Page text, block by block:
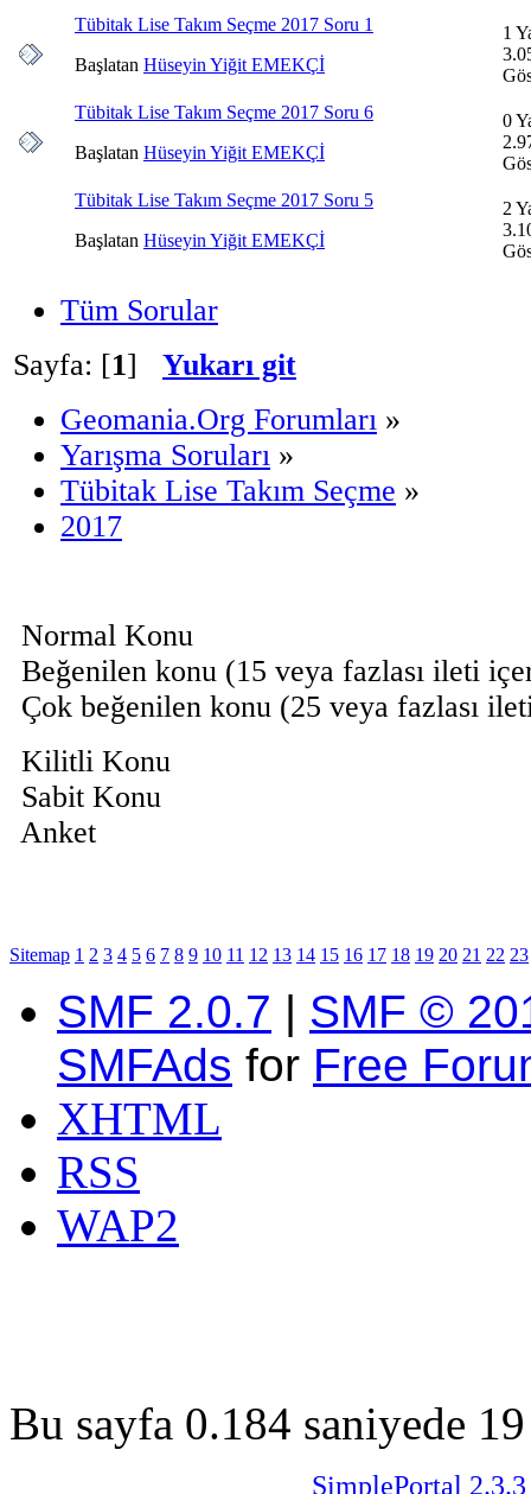
Tübitak Lise Takım Seçme 2017 Soru 1
Başlatan Hüseyin Yiğit EMEKÇİ
1
Tübitak Lise Takım Seçme 2017 Soru 6
Başlatan Hüseyin Yiğit EMEKÇİ
0
Tübitak Lise Takım Seçme 2017 Soru 5
Başlatan Hüseyin Yiğit EMEKÇİ
2
Tüm Sorular
Sayfa: [1] Yukarı git
Geomania.Org Forumları »
Yarışma Soruları »
Tübitak Lise Takım Seçme »
2017
Normal Konu
Beğenilen konu (15 veya fazlası ileti
Çok beğenilen konu (25 veya fazlası
Kilitli Konu
Sabit Konu
Anket
Sitemap 1 2 3 4 5 6 7 8 9 10 11 12 13 14 15 16 17 18 19 20 21 22 23
SMF 2.0.7 | SMF ©
SMFAds for Free
XHTML
RSS
WAP2
Bu sayfa 0.184 saniyede
SimplePortal